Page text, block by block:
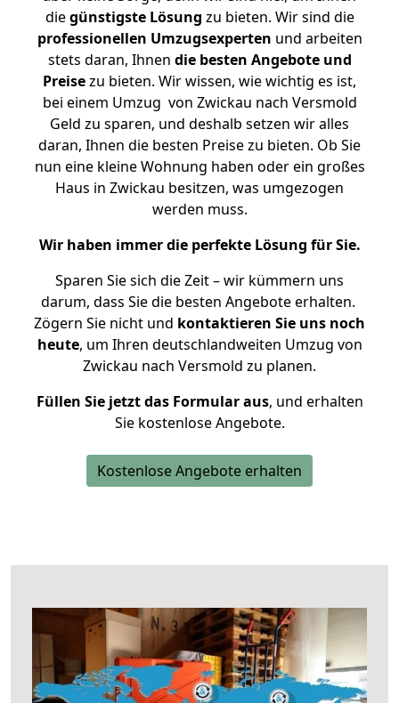
diegünstigste Lösung zu bieten. Wir sind die
professionellen Umzugsexperten und arbeiten
stets daran, Ihnen die besten Angebote und
Preisezu bieten. Wir wissen, wie wichtig es ist,
bei einem Umzug von Zwickau nach Versmold
Geld zu sparen, und deshalb setzen wir alles
daran, Ihnen die besten Preise zu bieten. Ob Sie
nun eine kleine Wohnung haben oder ein großes
Haus in Zwickau besitzen, was umgezogen
werden muss.
Wir haben immer die perfekte Lösung für Sie.
Sparen Sie sich die Zeit – wir kümmern uns
darum, dass Sie die besten Angebote erhalten.
Zögern Sie nicht und kontaktieren Sie uns noch
heute, um Ihren deutschlandweiten Umzug von
Zwickau nach Versmold zu planen.
Füllen Sie jetzt das Formular aus, und erhalten
Sie kostenlose Angebote.
Kostenlose Angebote erhalten